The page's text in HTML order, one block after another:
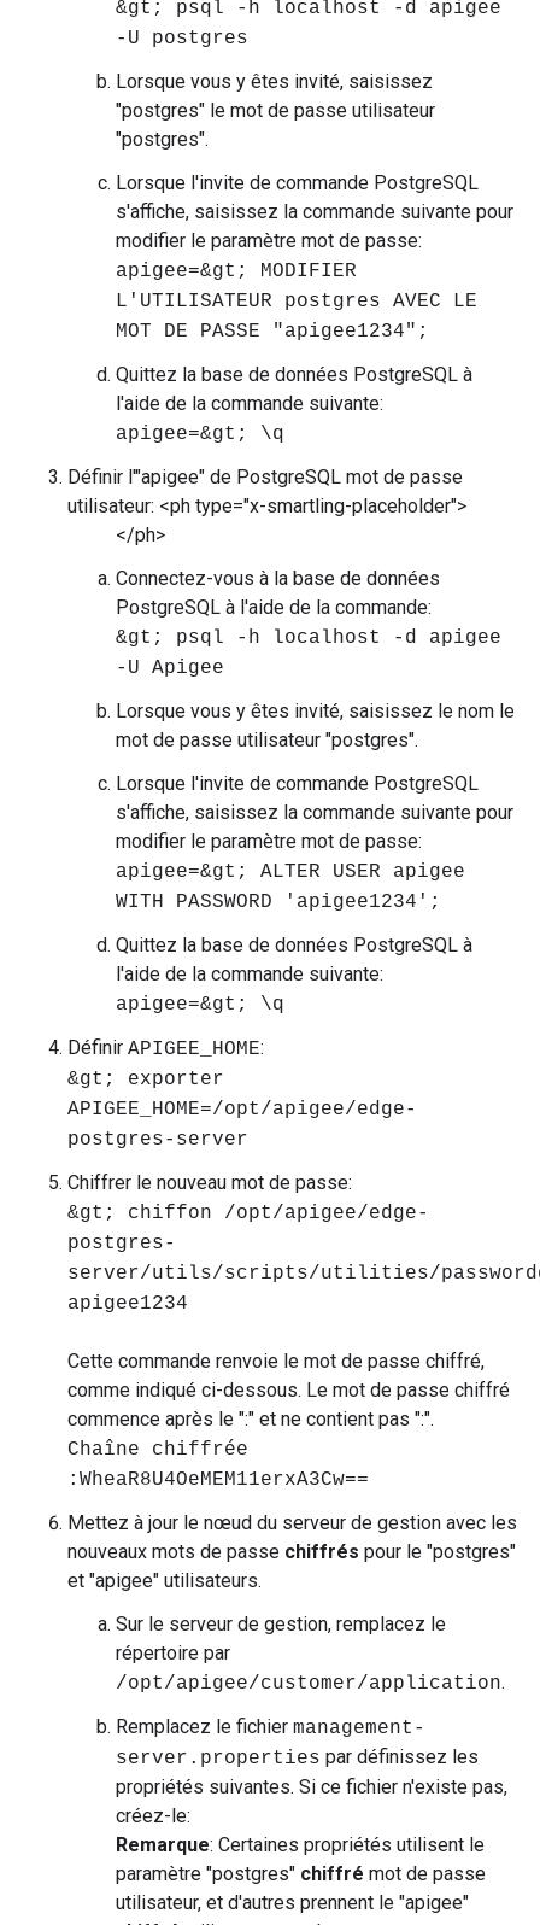
&gt; psql -h localhost -d apigee
-U postgres
Lorsque vous y êtes invité, saisissez
"postgres" le mot de passe utilisateur
"postgres".
Lorsque l'invite de commande PostgreSQL
s'affiche, saisissez la commande suivante pour
modifier le paramètre mot de passe:
apigee=&gt; MODIFIER
L'UTILISATEUR postgres AVEC LE
MOT DE PASSE "apigee1234";
Quittez la base de données PostgreSQL à
l'aide de la commande suivante:
apigee=&gt; \q
Définir l'"apigee" de PostgreSQL mot de passe
utilisateur: <ph type="x-smartling-placeholder">
</ph>
Connectez-vous à la base de données
PostgreSQL à l'aide de la commande:
&gt; psql -h localhost -d apigee
-U Apigee
Lorsque vous y êtes invité, saisissez le nom le
mot de passe utilisateur "postgres".
Lorsque l'invite de commande PostgreSQL
s'affiche, saisissez la commande suivante pour
modifier le paramètre mot de passe:
apigee=&gt; ALTER USER apigee
WITH PASSWORD 'apigee1234';
Quittez la base de données PostgreSQL à
l'aide de la commande suivante:
apigee=&gt; \q
Définir APIGEE_HOME:
&gt; exporter
APIGEE_HOME=/opt/apigee/edge-
postgres-server
Chiffrer le nouveau mot de passe:
&gt; chiffon /opt/apigee/edge-
postgres-
server/utils/scripts/utilities/
apigee1234
Cette commande renvoie le mot de passe chiffré,
comme indiqué ci-dessous. Le mot de passe chiffré
commence après le ":" et ne contient pas ":".
Chaîne chiffrée
:WheaR8U4OeMEM11erxA3Cw==
Mettez à jour le nœud du serveur de gestion avec les
nouveaux mots de passe chiffrés pour le "postgres"
et "apigee" utilisateurs.
Sur le serveur de gestion, remplacez le
répertoire par
/opt/apigee/customer/application.
Remplacez le fichier management-
server.properties par définissez les
propriétés suivantes. Si ce fichier n'existe pas,
créez-le:
Remarque: Certaines propriétés utilisent le
paramètre "postgres" chiffré mot de passe
utilisateur, et d'autres prennent le "apigee"